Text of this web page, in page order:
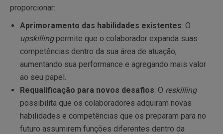
proporcionar:
Aprimoramento das habilidades existentes: O
upskillingpermite que o colaborador expanda suas
competências dentro da sua área de atuação,
aumentando sua performance e agregando mais valor
ao seu papel.
Requalificação para novos desafios: O reskilling
possibilita que os colaboradores adquiram novas
habilidades e competências que os preparam para no
futuro assumirem funções diferentes dentro da